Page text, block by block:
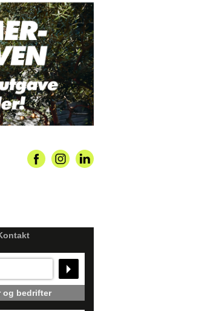
og bedrifter